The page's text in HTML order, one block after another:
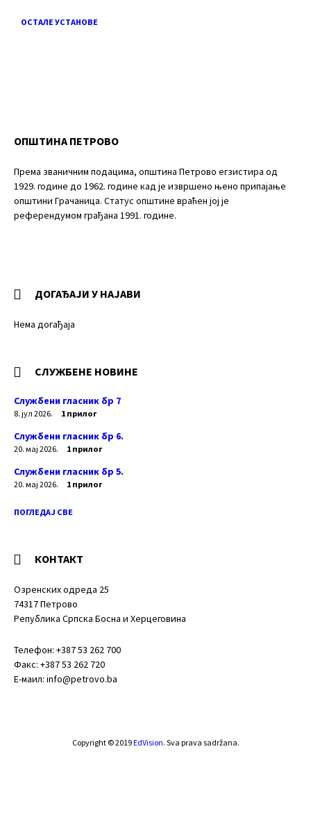
ОСТАЛЕ УСТАНОВЕ
ОПШТИНА ПЕТРОВО
Према званичним подацима, општина Петрово егзистира од
1929. године до 1962. године кад је извршено њено припајање
општини Грачаница. Статус општине враћен јој је
референдумом грађана 1991. године.
ДОГАЂАЈИ У НАЈАВИ
Нема догађаја
СЛУЖБЕНЕ НОВИНЕ
Службени гласник бр 7
8. јул 2026. 1 прилог
Службени гласник бр 6.
20. мај 2026. 1 прилог
Службени гласник бр 5.
20. мај 2026. 1 прилог
ПОГЛЕДАЈ СВЕ
КОНТАКТ
Озренских одреда 25
74317 Петрово
Република Српска Босна и Херцеговина
Телефон: +387 53 262 700
Факс: +387 53 262 720
Е-маил: info@petrovo.ba
Copyright © 2019EdVision. Sva prava sadržana.